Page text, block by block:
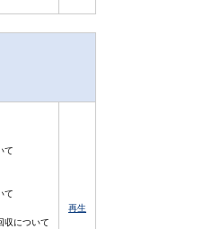
て
て
収について
再生